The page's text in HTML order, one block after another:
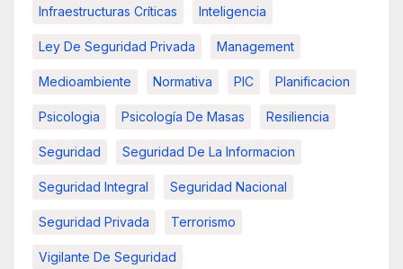
Infraestructuras Críticas Inteligencia
Ley De Seguridad Privada Management
Medioambiente Normativa PIC Planificacion
Psicologia Psicología De Masas Resiliencia
Seguridad Seguridad De La Informacion
Seguridad Integral Seguridad Nacional
Seguridad Privada Terrorismo
Vigilante De Seguridad